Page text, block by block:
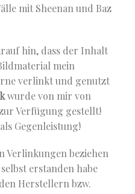
mit Sheenan und Baz
hin, dass der Inhalt
mein
verlinkt und genutzt
wurde von mir von
Verfügung gestellt!
Gegenleistung!
Verlinkungen beziehen
erstanden habe
Herstellern bzw.